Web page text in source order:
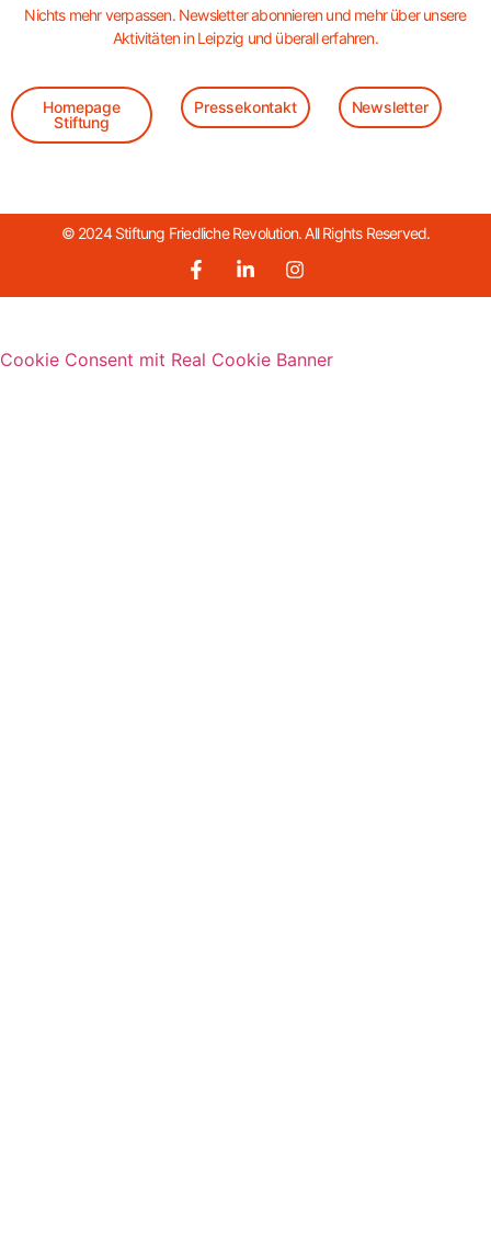
Nichts mehr verpassen. Newsletter abonnieren und mehr über unsere
Aktivitäten in Leipzig und überall erfahren.
Homepage
Stiftung
Pressekontakt Newsletter
© 2024 Stiftung Friedliche Revolution. All Rights Reserved.
Cookie Consent mit Real Cookie Banner